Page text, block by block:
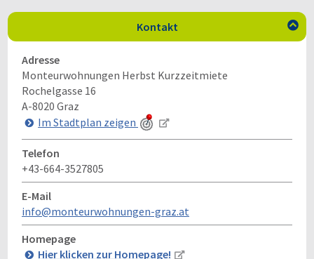
Kontakt 
Adresse
Monteurwohnungen Herbst Kurzzeitmiete
Rochelgasse 16
A-8020 Graz
Im Stadtplan zeigen
Telefon
+43-664-3527805
E-Mail
info@monteurwohnungen-graz.at
Homepage
Hier klicken zur Homepage!